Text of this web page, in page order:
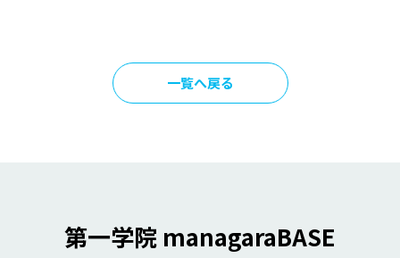
一覧へ戻る
第一学院 managaraBASE